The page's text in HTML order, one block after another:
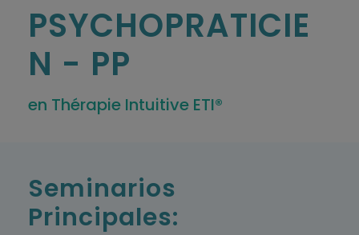
PSYCHOPRATICIE
N - PP
en Thérapie Intuitive ETI®
Seminarios
Principales: